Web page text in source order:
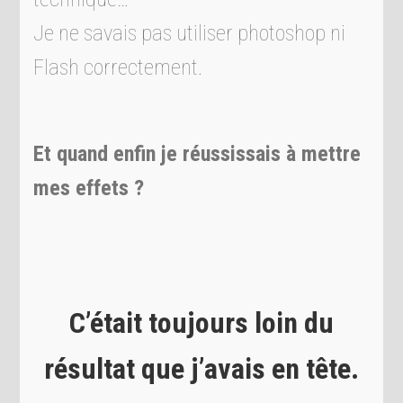
Je ne savais pas utiliser photoshop ni
Flash correctement.
Et quand enfin je réussissais à mettre
mes effets ?
C’était toujours loin du
résultat que j’avais en tête.